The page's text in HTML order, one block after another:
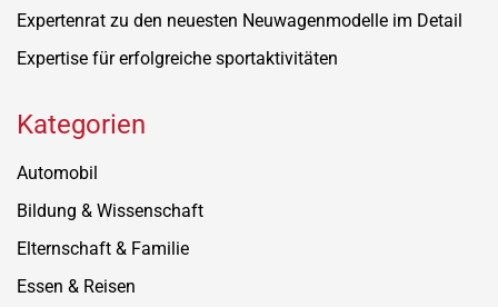
Expertenrat zu den neuesten Neuwagenmodelle im Detail
Expertise für erfolgreiche sportaktivitäten
Kategorien
Automobil
Bildung & Wissenschaft
Elternschaft & Familie
Essen & Reisen